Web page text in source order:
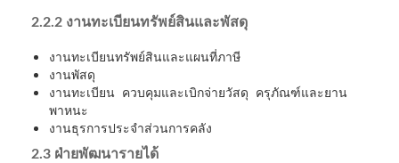
2.2.2 งานทะเบียนทรัพย์สินและพัสดุ
งานทะเบียนทรัพย์สินและแผนที่ภาษี
งานพัสดุ
งานทะเบียน ควบคุมและเบิกจ่ายวัสดุ ครุภัณฑ์และยาน
พาหนะ
งานธุรการประจำส่วนการคลัง
2.3 ฝ่ายพัฒนารายได้